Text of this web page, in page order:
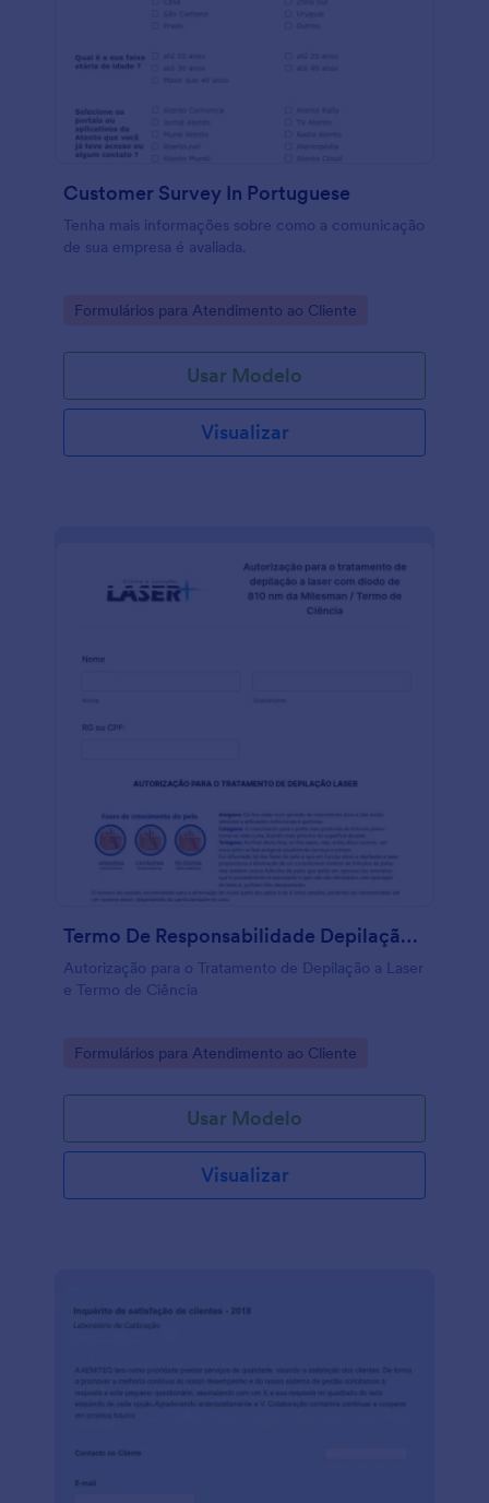
Customer Survey In Portuguese
Tenha mais informações sobre como a comunicação
de sua empresa é avaliada.
Go to Category:
Formulários para Atendimento ao Cliente
Usar Modelo
Visualizar
Termo De Responsabilidade Depilação A Laser
Autorização para o Tratamento de Depilação a Laser
e Termo de Ciência
Go to Category:
Formulários para Atendimento ao Cliente
Usar Modelo
Visualizar